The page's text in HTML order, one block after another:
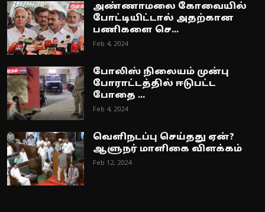
அண்ணாமலை கோவையில்
போட்டியிட்டால் அதற்கான
பணிகளை செ...
Feb 4, 2024
போலிஸ் நிலையம் முன்பு
போராட்டத்தில் ஈடுபட்ட
போதை ...
Feb 4, 2024
வெளிநடப்பு செய்தது ஏன்?
ஆளுநர் மாளிகை விளக்கம்
Feb 12, 2024